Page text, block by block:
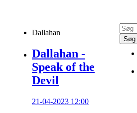
Dallahan
Dallahan -
Speak of the
Devil
21-04-2023 12:00